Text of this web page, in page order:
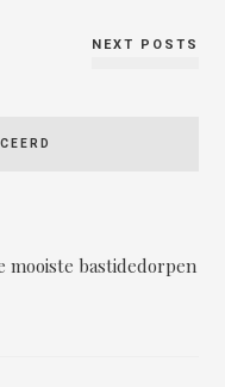
NEXT POSTS
mooiste bastidedorpen